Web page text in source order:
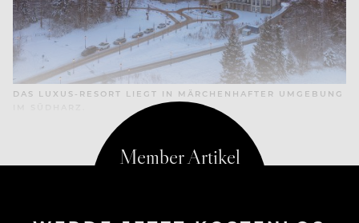
DAS LUXUS-RESORT LIEGT IN MÄRCHENHAFTER UMGEBUNG